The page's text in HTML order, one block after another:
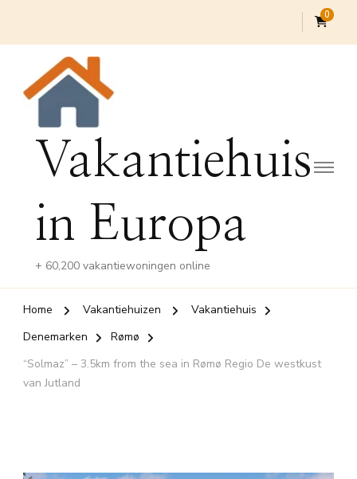
0
Vakantiehuis
in Europa
+ 60,200 vakantiewoningen online
Home Vakantiehuizen
Vakantiehuis
Denemarken
Rømø
“Solmaz” – 3.5km from the sea in Rømø Regio De westkust
van Jutland